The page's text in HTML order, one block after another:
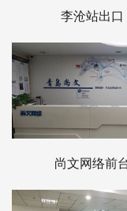
李沧站出口
尚文网络前